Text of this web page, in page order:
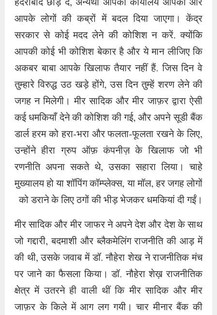
हैदराबाद छोड़ दें, अन्यथा आपका कार्यालय आपकी और
आपके लोगों की कब्रों में बदल दिया जाएगा। केंद्र
सरकार से कोई मदद लेने की कोशिश न करें. क्योंकि
आपकी कोई भी कोशिश बेकार है और ये मान लीजिए कि
अकबर बाबा आपके खिलाफ तैयार नहीं हैं. जिस दिन वे
तुम्हारे विरुद्ध उठ खड़े होंगे, उस दिन तुम्हें शरण लेने की
जगह न मिलेगी। मीर सादिक और मीर जाफ़र द्वारा ऐसी
कई धमकियाँ देने की कोशिश की गई, और अपने सूडी बैंक
डार्ल हरम को हरा-भरा और फलता-फूलता रखने के लिए,
उन्होंने हीरा ग्रुप ऑफ़ कंपनीज़ के खिलाफ जो भी
रणनीति अपना सकते थे, उसका सहारा लिया। चाहे
मुख्यालय हो या शॉपिंग कॉम्प्लेक्स, या मॉल, हर जगह लोगों
को डराने के लिए ठगों की भीड़ भेजकर धमकियां दी गईं।
मीर सादिक और मीर जाफर ने अपने देश और देश के साथ
जो गद्दारी, बदमाशी और ब्लैकमेलिंग राजनीति की आड़ में
की थी, उसके जवाब में डॉ. नौहेरा शेख ने राजनीतिक मंच
पर जाने का फैसला किया। डॉ. नौहेरा शेख़ राजनीतिक
क्षेत्र में उतरने ही वाली थीं कि मीर सादिक और मीर
जाफ़र के किले में आग लग गयी। चार मीनार बैंक की